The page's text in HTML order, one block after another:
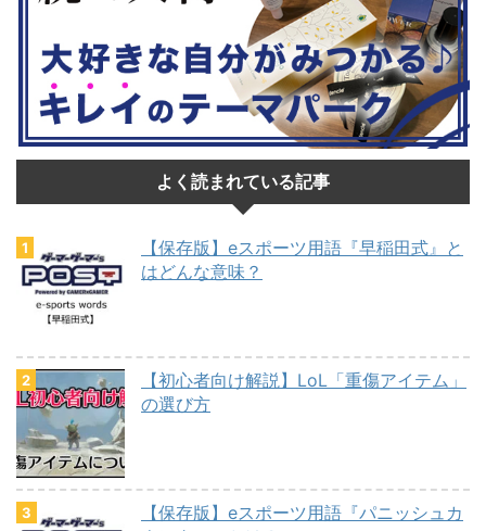
よく読まれている記事
【保存版】eスポーツ用語『早稲田式』と
はどんな意味？
【初心者向け解説】LoL「重傷アイテム」
の選び方
【保存版】eスポーツ用語『パニッシュカ